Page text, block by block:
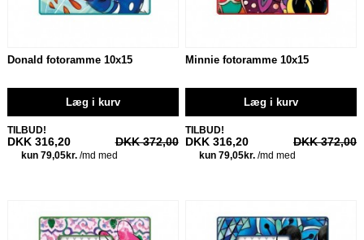
Donald fotoramme 10x15
Læg i kurv
TILBUD!
DKK 316,20 DKK 372,00
Minnie fotoramme 10x15
Læg i kurv
TILBUD!
DKK 316,20 DKK 372,00